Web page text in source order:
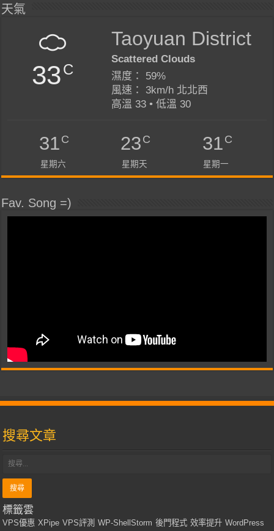
天氣
33C
Taoyuan District
Scattered Clouds
濕度： 59%
風速： 3km/h 北北西
高溫 33 • 低溫 30
31C
星期六
23C
星期天
31C
星期一
Fav. Song =)
搜尋文章
標籤雲
VPS優惠 XPipe VPS評測 WP-ShellStorm 後門程式 效率提升 WordPress